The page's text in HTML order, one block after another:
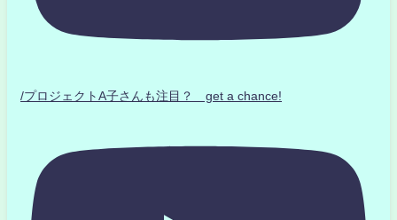
/プロジェクトA子さんも注目？ get a chance!